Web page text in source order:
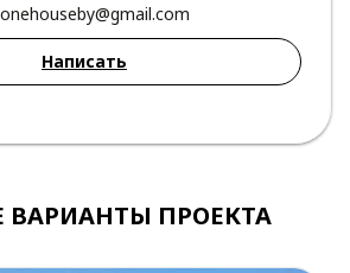
onehouseby@gmail.com
Написать
ПРОЕКТА